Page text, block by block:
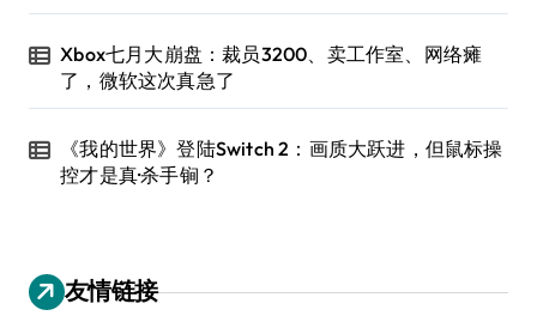
Xbox七月大崩盘：裁员3200、卖工作室、网络瘫
了，微软这次真急了
《我的世界》登陆Switch 2：画质大跃进，但鼠标操
控才是真·杀手锏？
友情链接